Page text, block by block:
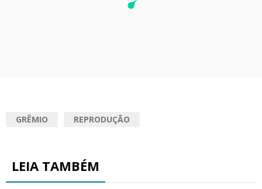
GRÊMIO REPRODUÇÃO
LEIA TAMBÉM